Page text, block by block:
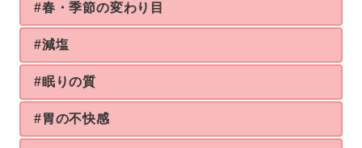
#春・季節の変わり目
#減塩
#眠りの質
#胃の不快感